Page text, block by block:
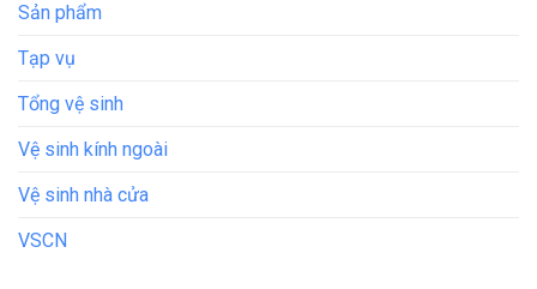
Sản phẩm
Tạp vụ
Tổng vệ sinh
Vệ sinh kính ngoài
Vệ sinh nhà cửa
VSCN